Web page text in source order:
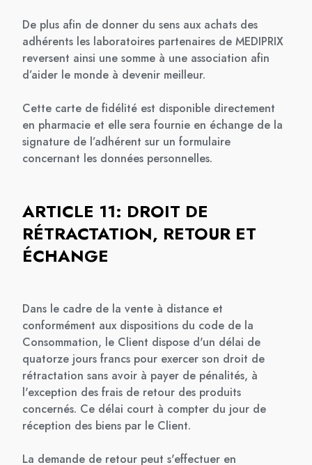
De plus afin de donner du sens aux achats des
adhérents les laboratoires partenaires de MEDIPRIX
reversent ainsi une somme à une association afin
d’aider le monde à devenir meilleur.
Cette carte de fidélité est disponible directement
en pharmacie et elle sera fournie en échange de la
signature de l’adhérent sur un formulaire
concernant les données personnelles.
ARTICLE 11: DROIT DE
RÉTRACTATION, RETOUR ET
ÉCHANGE
Dans le cadre de la vente à distance et
conformément aux dispositions du code de la
Consommation, le Client dispose d'un délai de
quatorze jours francs pour exercer son droit de
rétractation sans avoir à payer de pénalités, à
l'exception des frais de retour des produits
concernés. Ce délai court à compter du jour de
réception des biens par le Client.
La demande de retour peut s'effectuer en